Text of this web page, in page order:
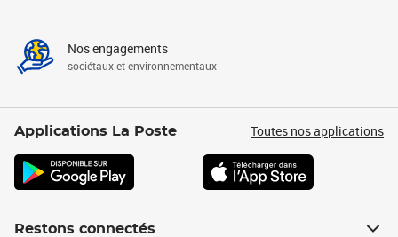
Nos engagements
sociétaux et environnementaux
Applications La Poste Toutes nos applications
Restons connectés